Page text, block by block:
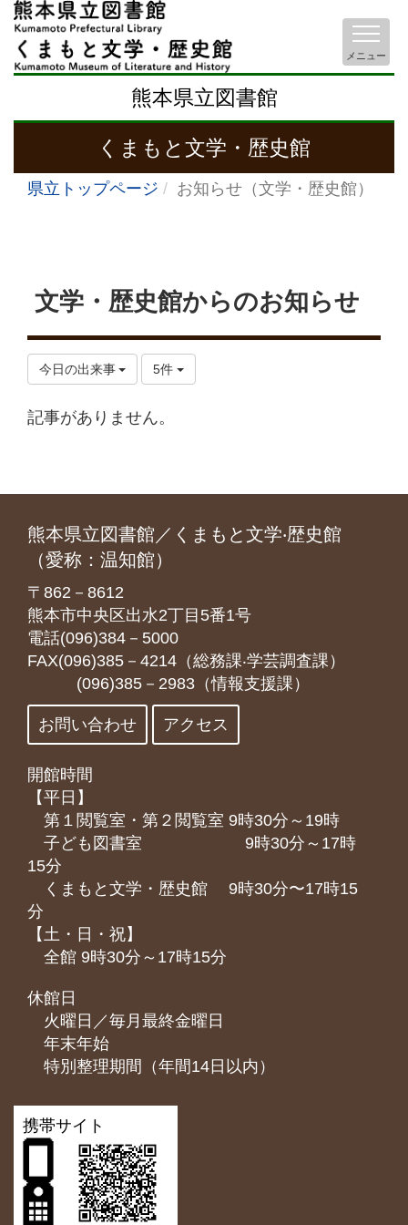
熊本県立図書館
くまもと文学・歴史館
メニュー
県立トップページ お知らせ（文学・歴史館）
文学・歴史館からのお知らせ
今日の出来事 5件
記事がありません。
熊本県立図書館／くまもと文学‧歴史館
（愛称：温知館）
〒862－8612
熊本市中央区出水2丁目5番1号
電話(096)384－5000
FAX(096)385－4214（総務課‧学芸調査課）
(096)385－2983（情報支援課）
お問い合わせ アクセス
開館時間
【平日】
第１閲覧室・第２閲覧室 9時30分～19時
子ども図書室 9時30分～17時
15分
くまもと⽂学・歴史館 9時30分〜17時15
分
【土・日・祝】
全館 9時30分～17時15分
休館日
火曜日／毎月最終金曜日
年末年始
特別整理期間（年間14日以内）
携帯サイト